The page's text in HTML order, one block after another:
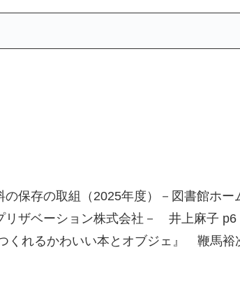
保存の取組（2025年度）－図書館ホ
リザベーション株式会社－ 井上麻子 p6
くれるかわいい本とオブジェ』 鞭馬裕